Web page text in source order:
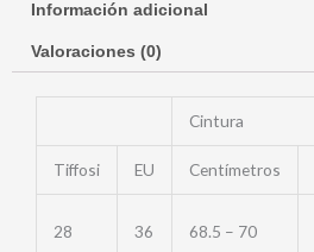
Información adicional
Valoraciones (0)
Cintura
Tiffosi EU Centímetros
28 36 68.5 – 70